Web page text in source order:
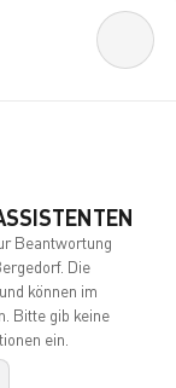
Beantwortung
Die
können im
Bitte gib keine
ein.